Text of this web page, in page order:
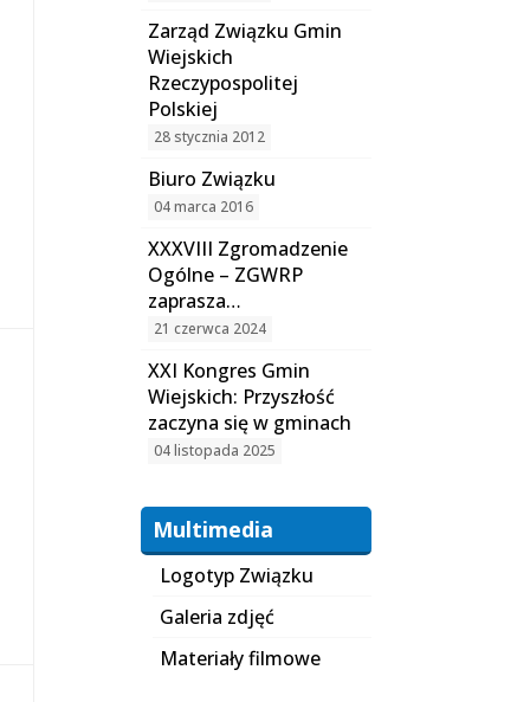
Zarząd Związku Gmin
Wiejskich
Rzeczypospolitej
Polskiej
28 stycznia 2012
Biuro Związku
04 marca 2016
XXXVIII Zgromadzenie
Ogólne – ZGWRP
zaprasza…
21 czerwca 2024
XXI Kongres Gmin
Wiejskich: Przyszłość
zaczyna się w gminach
04 listopada 2025
Multimedia
Logotyp Związku
Galeria zdjęć
Materiały filmowe